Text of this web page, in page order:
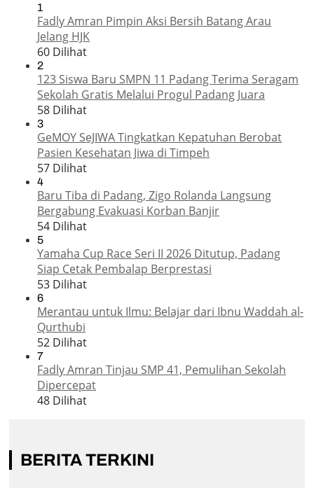
1
Fadly Amran Pimpin Aksi Bersih Batang Arau
Jelang HJK
60 Dilihat
2
123 Siswa Baru SMPN 11 Padang Terima Seragam
Sekolah Gratis Melalui Progul Padang Juara
58 Dilihat
3
GeMOY SeJIWA Tingkatkan Kepatuhan Berobat
Pasien Kesehatan Jiwa di Timpeh
57 Dilihat
4
Baru Tiba di Padang, Zigo Rolanda Langsung
Bergabung Evakuasi Korban Banjir
54 Dilihat
5
Yamaha Cup Race Seri II 2026 Ditutup, Padang
Siap Cetak Pembalap Berprestasi
53 Dilihat
6
Merantau untuk Ilmu: Belajar dari Ibnu Waddah al-
Qurthubi
52 Dilihat
7
Fadly Amran Tinjau SMP 41, Pemulihan Sekolah
Dipercepat
48 Dilihat
BERITA TERKINI